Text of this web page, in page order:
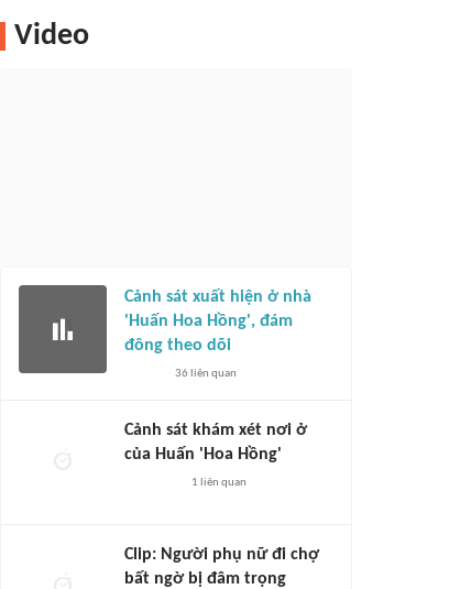
Video
Cảnh sát xuất hiện ở nhà
'Huấn Hoa Hồng', đám
đông theo dõi
36 liên quan
Cảnh sát khám xét nơi ở
của Huấn 'Hoa Hồng'
1 liên quan
Clip: Người phụ nữ đi chợ
bất ngờ bị đâm trọng